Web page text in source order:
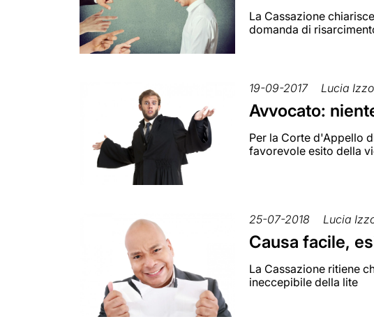
La Cassazione
domanda di
19-09-2017 Lucia Izzo
Avvocato:
Per la Corte d'Appello
favorevole esito della
25-07-2018 Lucia
Causa facile,
La Cassazione ritiene
ineccepibile della lite